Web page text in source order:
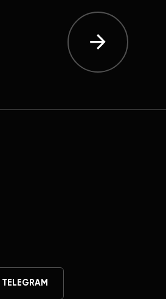
TELEGRAM